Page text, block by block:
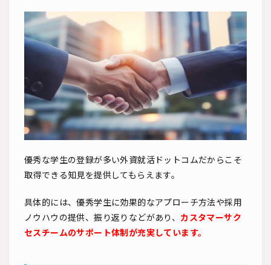
優秀な学生の登録が多い外資就活ドットコムだからこそ
取得できる知見を提供してもらえます。
具体的には、優秀学生に効果的なアプローチ方法や採用
ノウハウの提供、振り返りなどがあり、 カスタマーサク
セスチームのサポート体制が充実しています。